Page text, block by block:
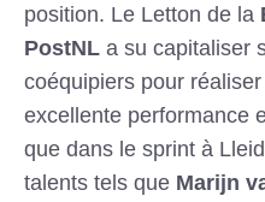
position. Le Letton de la
PostNL a su capitaliser
coéquipiers pour
excellente performance
que dans le sprint à
talents tels que Marijn